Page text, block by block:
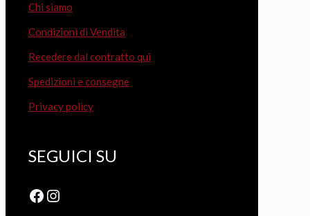
Chi siamo
Condizioni di Vendita
Recedere dal contratto qui
Spedizioni e consegne
Privacy policy
SEGUICI SU
Facebook
Instagram